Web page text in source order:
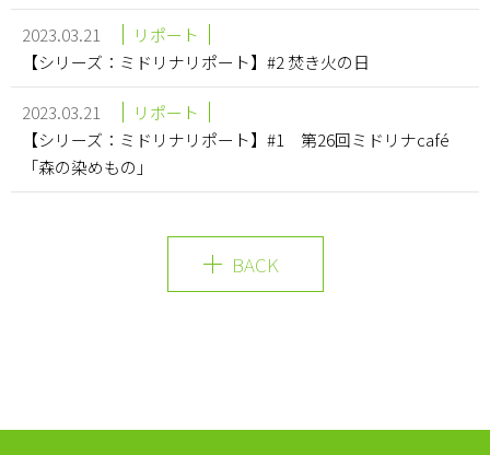
2023.03.21
リポート
【シリーズ：ミドリナリポート】#2 焚き火の日
2023.03.21
リポート
【シリーズ：ミドリナリポート】#1 第26回ミドリナcafé
「森の染めもの」
BACK